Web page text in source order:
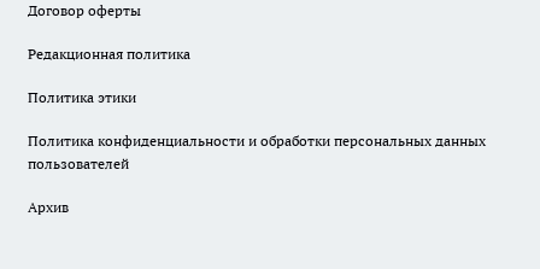
Договор оферты
Редакционная политика
Политика этики
Политика конфиденциальности и обработки персональных данных
пользователей
Архив